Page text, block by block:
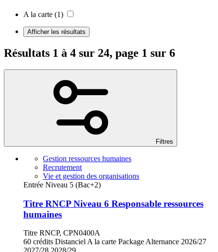
A la carte (1)
Afficher les résultats
Résultats 1 à 4 sur 24, page 1 sur 6
Filtres
Gestion ressources humaines
Recrutement
Vie et gestion des organisations
Entrée Niveau 5 (Bac+2)
Titre RNCP Niveau 6 Responsable ressources
humaines
Titre RNCP, CPN0400A
60 crédits Distanciel A la carte Package Alternance 2026/27